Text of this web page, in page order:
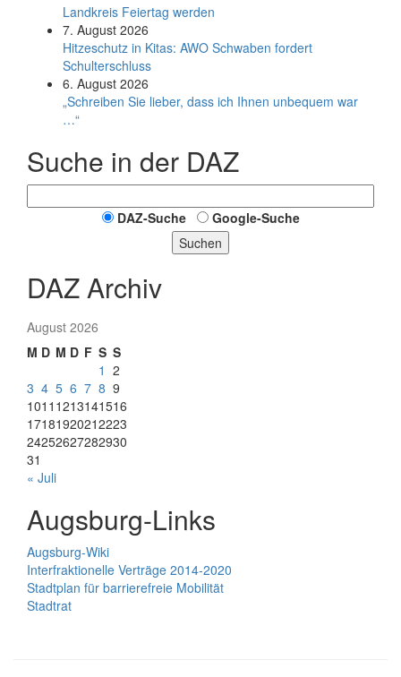
Land­kreis Feier­tag werden
7. August 2026
Hitzeschutz in Kitas: AWO Schwaben fordert
Schulterschluss
6. August 2026
„Schreiben Sie lieber, dass ich Ihnen unbequem war
…“
Suche in der DAZ
DAZ-Suche
Google-Suche
Suchen
DAZ Archiv
August 2026
M D M D F S S
1 2
3 4 5 6 7 8 9
1011 1213141516
17181920212223
24252627282930
31
« Juli
Augsburg-Links
Augsburg-Wiki
Interfraktionelle Verträge 2014-2020
Stadtplan für barrierefreie Mobilität
Stadtrat